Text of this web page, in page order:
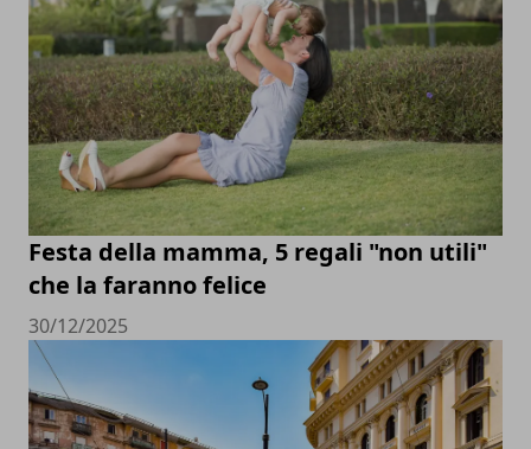
Festa della mamma, 5 regali "non utili"
che la faranno felice
30/12/2025